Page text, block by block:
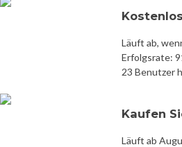
Läuft ab,
Erfolgsrate:
23 Benutzer
Kaufen
Läuft ab